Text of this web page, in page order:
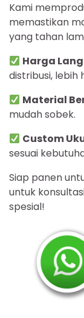
Kami
memastikan
yang tahan
Harga
distribusi, lebih
Material
mudah sobek.
Custom
sesuai
Siap panen
untuk
spesial!